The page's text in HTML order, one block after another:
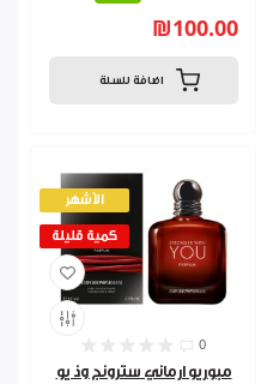
₪100.00
اضافة للسلة
الأشهر
كمية قليلة
0
مبوريو ارماني سترونج وذ يو